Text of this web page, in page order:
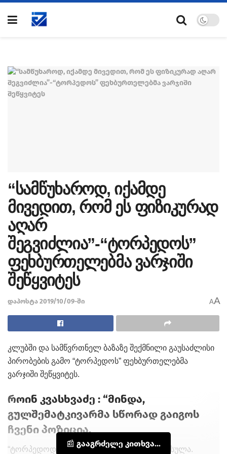
“სამწუხაროდ, იქამდე
მივედით, რომ ეს ფიზიკურად
აღარ
შეგვიძლია”-“ტორპედოს”
ფეხბურთელებმა ვარჯიში
შეწყვიტეს
დაპოსტა 2019/10/09-ში AA
კლუბში და სამწვრთნელ ბაზაზე შექმნილი გაუსაძლისი
პირობების გამო “ტორპედოს” ფეხბურთელებმა
ვარჯიში შეწყვიტეს.
როინ კვასხვაძე : “მინდა,
გულშემატკივარმა სწორად გაიგოს
ჩვენი პოზიცია.
“ტორპედოდან” არცერთი ფეხბურთელი წასულა.
📰 გააგრძელე კითხვა...